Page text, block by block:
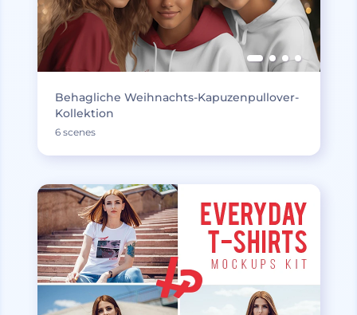
Behagliche Weihnachts-Kapuzenpullover-
Kollektion
6 scenes